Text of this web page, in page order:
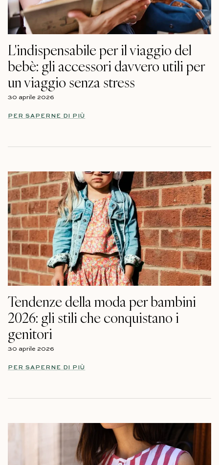
L'indispensabile per il viaggio del
bebè: gli accessori davvero utili per
un viaggio senza stress
30 aprile 2026
PER SAPERNE DI PIÙ
Tendenze della moda per bambini
2026: gli stili che conquistano i
genitori
30 aprile 2026
PER SAPERNE DI PIÙ